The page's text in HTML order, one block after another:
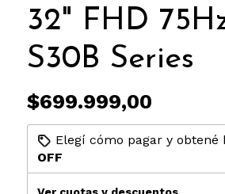
32" FHD
S30B Series
$699.999,00
Elegí cómo pagar y obtené
OFF
Ver cuotas y descuentos